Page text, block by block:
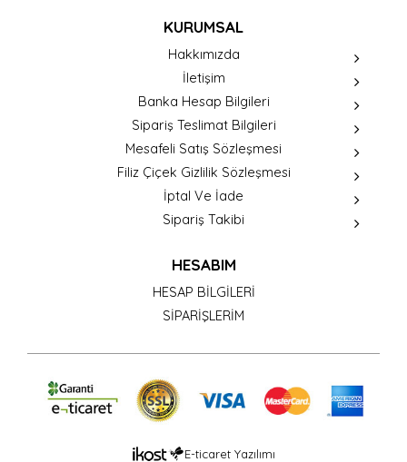
KURUMSAL
Hakkımızda
İletişim
Banka Hesap Bilgileri
Sipariş Teslimat Bilgileri
Mesafeli Satış Sözleşmesi
Filiz Çiçek Gizlilik Sözleşmesi
İptal Ve İade
Sipariş Takibi
HESABIM
HESAP BİLGİLERİ
SİPARİŞLERİM
E-ticaret Yazılımı